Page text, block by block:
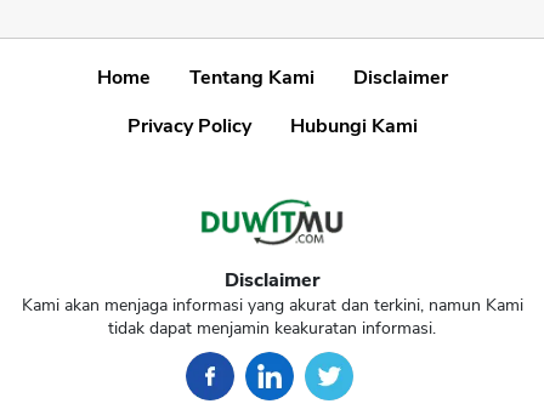
Home Tentang Kami
Disclaimer
Privacy Policy
Hubungi Kami
Disclaimer
Kami akan menjaga informasi yang akurat dan terkini, namun Kami
tidak dapat menjamin keakuratan informasi.